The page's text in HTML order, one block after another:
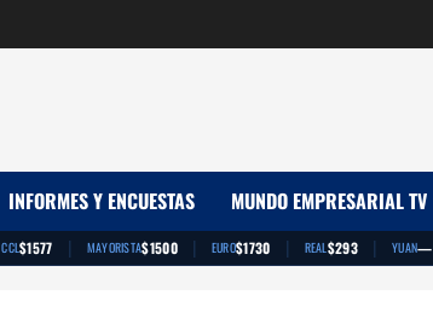
INFORMES Y ENCUESTAS MUNDO EMPRESARIAL TV
CCL$1577 | MAYORISTA$1500 | EURO$1730 | REAL$293 | YUAN—